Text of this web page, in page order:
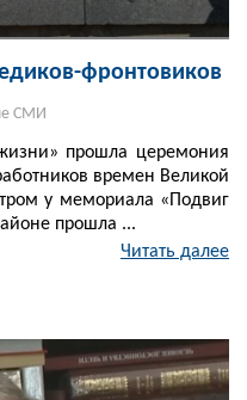
фронтовиков
СМИ
прошла церемония
времен Великой
у мемориала «Подвиг
прошла ...
Читать далее